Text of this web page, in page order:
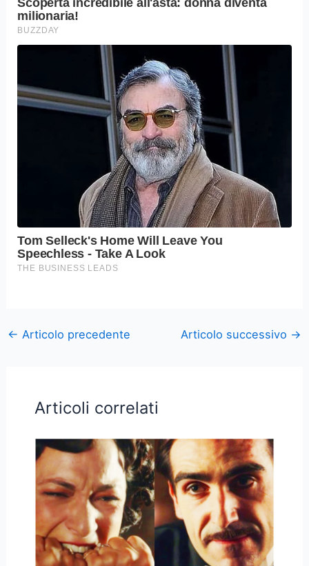
← Articolo precedente Articolo successivo →
Articoli correlati